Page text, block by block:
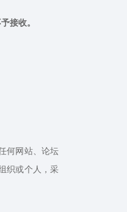
接收。
何网站、论坛
织或个人，采